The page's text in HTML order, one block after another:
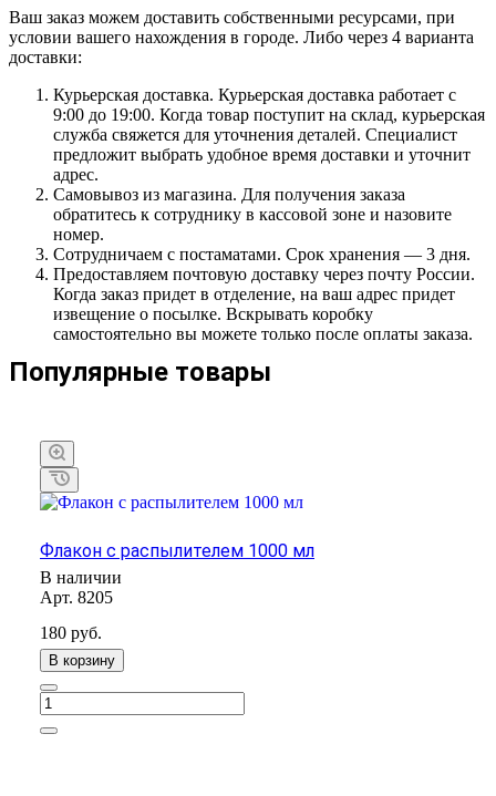
Ваш заказ можем доставить собственными ресурсами, при
условии вашего нахождения в городе. Либо через 4 варианта
доставки:
Курьерская доставка. Курьерская доставка работает с
9:00 до 19:00. Когда товар поступит на склад, курьерская
служба свяжется для уточнения деталей. Специалист
предложит выбрать удобное время доставки и уточнит
адрес.
Самовывоз из магазина. Для получения заказа
обратитесь к сотруднику в кассовой зоне и назовите
номер.
Сотрудничаем с постаматами. Срок хранения — 3 дня.
Предоставляем почтовую доставку через почту России.
Когда заказ придет в отделение, на ваш адрес придет
извещение о посылке. Вскрывать коробку
самостоятельно вы можете только после оплаты заказа.
Популярные товары
Флакон с распылителем 1000 мл
В наличии
Арт. 8205
180 руб.
В корзину